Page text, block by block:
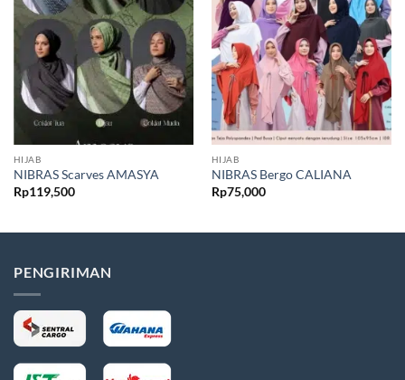
HIJAB
NIBRAS Scarves AMASYA
Rp119,500
HIJAB
NIBRAS Bergo CALIANA
Rp75,000
PENGIRIMAN